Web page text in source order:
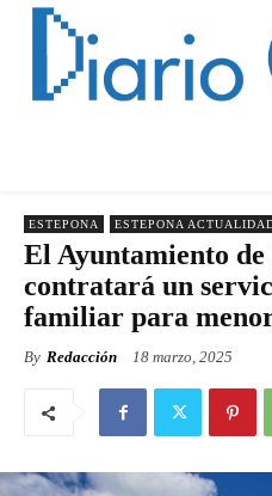
ESTEPONA ESTEPONA
El Ayuntamiento de
contratará un
familiar para
By Redacción 18 marzo, 2025